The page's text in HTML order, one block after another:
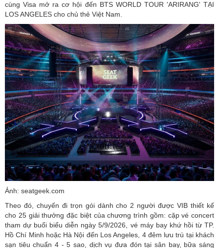
cùng Visa mở ra cơ hội đến BTS WORLD TOUR 'ARIRANG' TẠI
LOS ANGELES cho chủ thẻ Việt Nam.
Ảnh: seatgeek.com
Theo đó, chuyến đi trọn gói dành cho 2 người được VIB thiết kế
cho 25 giải thưởng đặc biệt của chương trình gồm: cặp vé concert
tham dự buổi biểu diễn ngày 5/9/2026, vé máy bay khứ hồi từ TP.
Hồ Chí Minh hoặc Hà Nội đến Los Angeles, 4 đêm lưu trú tại khách
sạn tiêu chuẩn 4 - 5 sao, dịch vụ đưa đón tại sân bay, bữa sáng